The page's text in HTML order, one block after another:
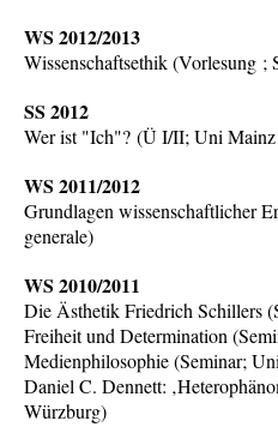
WS 2012/2013
Wissenschaftsethik (Vorlesung ;
SS 2012
Wer ist "Ich"? (Ü I/II; Uni Mainz
WS 2011/2012
Grundlagen wissenschaftlicher
generale)
WS 2010/2011
Die Ästhetik Friedrich Schillers
Freiheit und Determination
Medienphilosophie (Seminar;
Daniel C. Dennett:
Würzburg)